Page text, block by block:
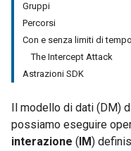
Gruppi
Percorsi
Con e senza limiti di tempo
The Intercept Attack
Astrazioni SDK
Il modello di dati (DM)
possiamo eseguire
interazione (IM)